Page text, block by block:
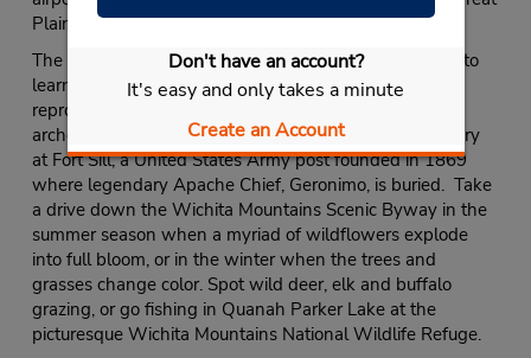
Don't have an account?
It's easy and only takes a minute
Create an Account
Plains.
The Museum of the Great Plains is an incredible place to
learn about the history of the region. It features a
reproduction of a trading post along with ethnic and
archeological pieces. Explore Oklahoma’s military history
at Fort Sill, a United States Army post founded in 1869
where legendary Apache Chief, Geronimo, is buried. Take
a drive down the Wichita Mountains Scenic Byway in the
summer season when a myriad of wildflowers explode
into full bloom, or in the winter when the trees and
grasses change color. Spot wild deer, elk and buffalo
grazing, or go fishing in Quanah Parker Lake at the
picturesque Wichita Mountains National Wildlife Refuge.